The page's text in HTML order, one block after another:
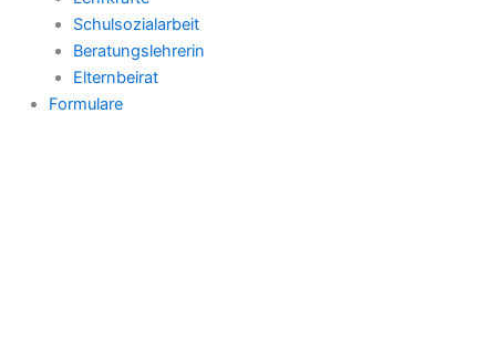
Schulsozialarbeit
Beratungslehrerin
Elternbeirat
Formulare